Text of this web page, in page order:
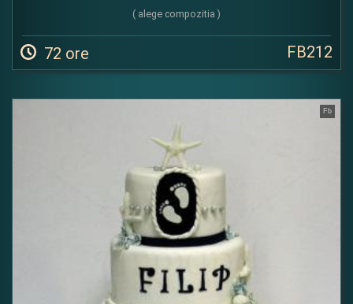
( alege compozitia )
72 ore FB212
Fb